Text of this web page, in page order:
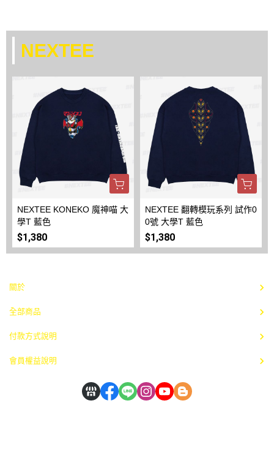
NEXTEE
NEXTEE KONEKO 魔神喵 大
學T 藍色
$1,380
NEXTEE 翻轉模玩系列 試作0
0號 大學T 藍色
$1,380
關於
全部商品
付款方式說明
會員權益說明